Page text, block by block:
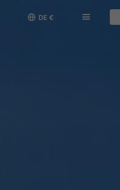
󱅍 DE € 